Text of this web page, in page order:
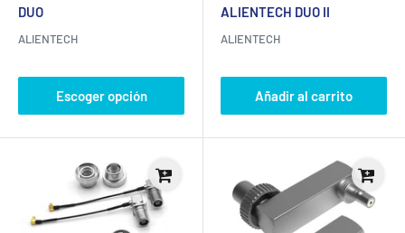
DUO
ALIENTECH
Escoger opción
ALIENTECH DUO II
ALIENTECH
Añadir al carrito